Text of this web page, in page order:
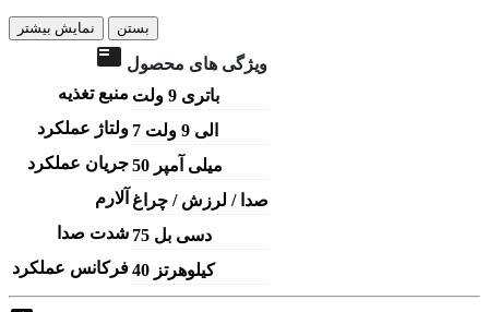
نمایش بیشتر بستن
ویژگی های محصول
منبع تغذیه
باتری 9 ولت
ولتاژ عملکرد
7 الی 9 ولت
جریان عملکرد
50 میلی آمپر
آلارم صدا / لرزش / چراغ
شدت صدا
75 دسی بل
فرکانس عملکرد
40 کیلوهرتز